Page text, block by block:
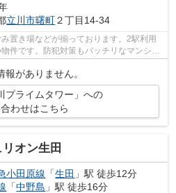
立川市曙町２丁目14-34
置き場などが揃っております。2駅利用
件です。防犯対策もバッチリなマンショ
ショ...
報がありません。
プライムタワー」への
わせはこちら
オン生田
小田原線 「生田 」駅 徒歩12分
「中野島 」駅 徒歩16分